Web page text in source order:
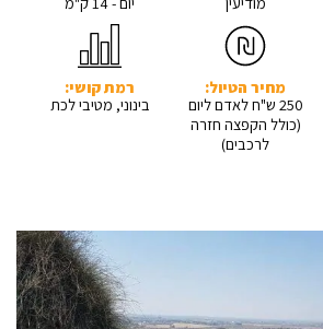
מחיר הטיול:
250 ש"ח לאדם ליום
(כולל הקפצה חזרה
לרכבים)
רמת קושי:
בינוני, מטיבי לכת